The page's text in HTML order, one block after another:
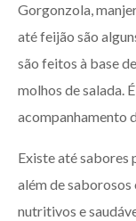
Gorgonzola,
até feijão são
são feitos à base
molhos de salada.
acompanhamento
Existe até sabores
além de
nutritivos e